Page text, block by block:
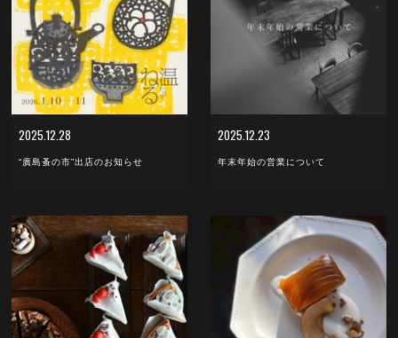
2025.12.28
“廣島蚤の市”出店のお知らせ
2025.12.23
年末年始の営業について